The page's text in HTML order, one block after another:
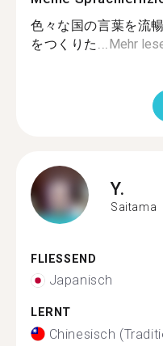
色々な国の言葉を流
をつくりた... Mehr
Y.
Saitama
FLIESSEND
Japanisch
LERNT
Chinesisch